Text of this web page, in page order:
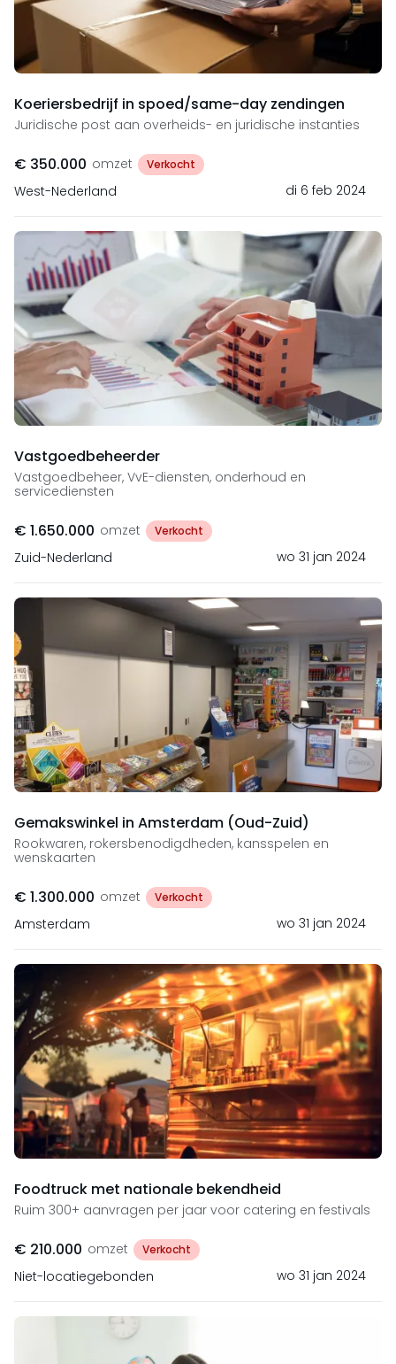
Koeriersbedrijf in spoed/same-day zendingen
Juridische post aan overheids- en juridische instanties
€ 350.000 omzet Verkocht
West-Nederland di 6 feb 2024
Vastgoedbeheerder
Vastgoedbeheer, VvE-diensten, onderhoud en
servicediensten
€ 1.650.000 omzet Verkocht
Zuid-Nederland wo 31 jan 2024
Gemakswinkel in Amsterdam (Oud-Zuid)
Rookwaren, rokersbenodigdheden, kansspelen en
wenskaarten
€ 1.300.000 omzet Verkocht
Amsterdam wo 31 jan 2024
Foodtruck met nationale bekendheid
Ruim 300+ aanvragen per jaar voor catering en festivals
€ 210.000 omzet Verkocht
Niet-locatiegebonden wo 31 jan 2024